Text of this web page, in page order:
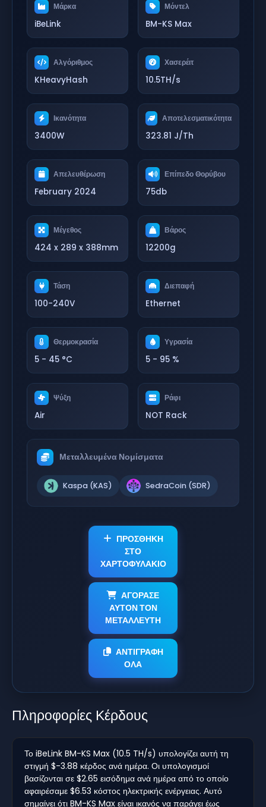
Μάρκα
iBeLink
Μόντελ
BM-KS Max
Αλγόριθμος
KHeavyHash
Χασερέιτ
10.5TH/s
Ικανότητα
3400W
Αποτελεσματικότητα
323.81 J/Th
Απελευθέρωση
February 2024
Επίπεδο Θορύβου
75db
Μέγεθος
424 x 289 x 388mm
Βάρος
12200g
Τάση
100-240V
Διεπαφή
Ethernet
Θερμοκρασία
5 - 45 °C
Υγρασία
5 - 95 %
Ψύξη
Air
Ράφι
NOT Rack
Μεταλλευμένα Νομίσματα
Kaspa (KAS) SedraCoin (SDR)
ΠΡΟΣΘΗΚΗ
ΣΤΟ
ΧΑΡΤΟΦΥΛΑΚΙΟ
ΑΓΟΡΑΣΕ
ΑΥΤΟΝ ΤΟΝ
ΜΕΤΑΛΛΕΥΤΗ
ΑΝΤΙΓΡΑΦΗ
ΟΛΑ
Πληροφορίες Κέρδους
Το iBeLink BM-KS Max (10.5 TH/s) υπολογίζει αυτή τη
στιγμή $-3.88 κέρδος ανά ημέρα. Οι υπολογισμοί
βασίζονται σε $2.65 εισόδημα ανά ημέρα από το οποίο
αφαιρέσαμε $6.53 κόστος ηλεκτρικής ενέργειας. Αυτό
σημαίνει ότι BM-KS Max είναι ικανός να παράγει έως